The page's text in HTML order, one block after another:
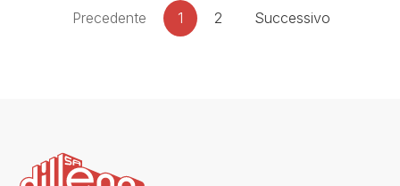
Precedente 1 2 Successivo